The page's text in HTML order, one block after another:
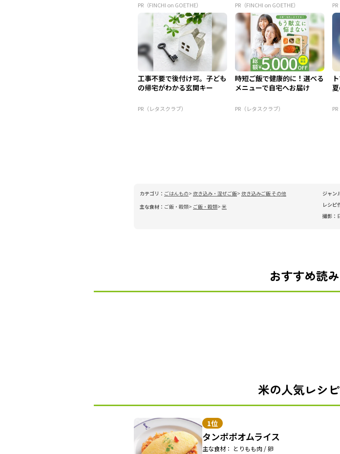
PR（FINCHI on GOETHE） PR（FINCHI on GOETHE）
工事不要で後付け可。子ども
の帰宅がわかる玄関キー
PR（レタスクラブ）
時短ご飯で健康的に！選べる
メニューで自宅へお届け
PR（レタスクラブ）
カテゴリ： ごはんもの 炊き込み・混ぜご飯 炊き込みご飯 その他
主な食材： ご飯・穀類 ご飯・穀類 米
ジャン
レシピ
撮影：
おすすめ読
米の人気レシ
1位
タンポポオムライス
主な食材： とりもも肉 / 卵